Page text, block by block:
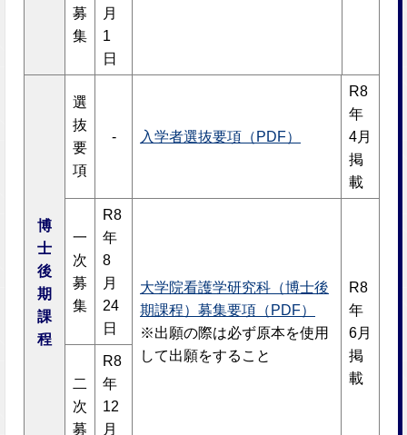
募
集
月
1
日
博
士
後
期
課
程
選
抜
要
項
- 入学者選抜要項（PDF）
R8
年
4月
掲
載
一
次
募
集
R8
年
8
月
24
日
大学院看護学研究科（博士後
期課程）募集要項（PDF）
※出願の際は必ず原本を使用
して出願をすること
R8
年
6月
掲
載
二
次
募
R8
年
12
月